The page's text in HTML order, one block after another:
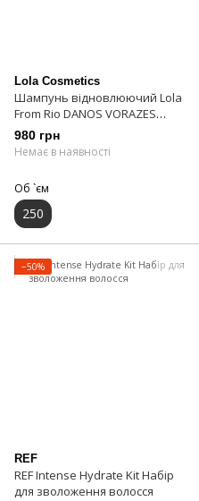
Lola Cosmetics
Шампунь відновлюючий Lola
From Rio DANOS VORAZES
FORTIFICANTE 250 мл
980 грн
Немає в наявності
Об `єм
250
−50%
REF
REF Intense Hydrate Kit Набір
для зволоження волосся